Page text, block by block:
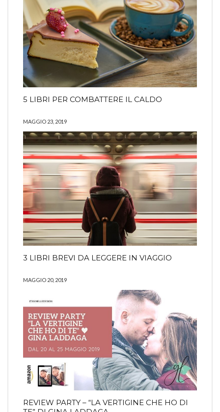
5 LIBRI PER COMBATTERE IL CALDO
MAGGIO 23, 2019
3 LIBRI BREVI DA LEGGERE IN VIAGGIO
MAGGIO 20, 2019
REVIEW PARTY – “LA VERTIGINE CHE HO DI